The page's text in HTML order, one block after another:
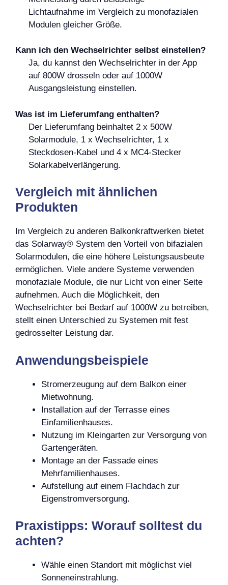
Lichtaufnahme im Vergleich zu monofazialen
Modulen gleicher Größe.
Kann ich den Wechselrichter selbst einstellen?
Ja, du kannst den Wechselrichter in der App
auf 800W drosseln oder auf 1000W
Ausgangsleistung einstellen.
Was ist im Lieferumfang enthalten?
Der Lieferumfang beinhaltet 2 x 500W
Solarmodule, 1 x Wechselrichter, 1 x
Steckdosen-Kabel und 4 x MC4-Stecker
Solarkabelverlängerung.
Vergleich mit ähnlichen
Produkten
Im Vergleich zu anderen Balkonkraftwerken bietet
das Solarway® System den Vorteil von bifazialen
Solarmodulen, die eine höhere Leistungsausbeute
ermöglichen. Viele andere Systeme verwenden
monofaziale Module, die nur Licht von einer Seite
aufnehmen. Auch die Möglichkeit, den
Wechselrichter bei Bedarf auf 1000W zu betreiben,
stellt einen Unterschied zu Systemen mit fest
gedrosselter Leistung dar.
Anwendungsbeispiele
Stromerzeugung auf dem Balkon einer
Mietwohnung.
Installation auf der Terrasse eines
Einfamilienhauses.
Nutzung im Kleingarten zur Versorgung von
Gartengeräten.
Montage an der Fassade eines
Mehrfamilienhauses.
Aufstellung auf einem Flachdach zur
Eigenstromversorgung.
Praxistipps: Worauf solltest du
achten?
Wähle einen Standort mit möglichst viel
Sonneneinstrahlung.